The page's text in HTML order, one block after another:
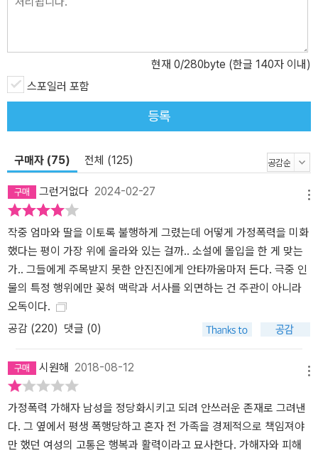
현재 0/280byte (한글 140자 이내)
스포일러 포함
등록
구매자 (75) 전체 (125)
그런거없다 2024-02-27
작중 엄마와 딸을 이토록 불행하게 그렸는데 어떻게 가정폭력을 미화
했다는 평이 가장 위에 올라와 있는 걸까.. 소설에 몰입을 한 게 맞는
가.. 그들에게 주목받지 못한 안진진에게 안타까움마저 든다. 극중 인
물의 특정 행위에만 꽂혀 맥락과 서사를 외면하는 건 주관이 아니라
오독이다.
공감 (220) 댓글 (0)
시원해 2018-08-12
가정폭력 가해자 남성을 정당화시키고 되려 안쓰러운 존재로 그려낸
다. 그 옆에서 평생 폭행당하고 혼자 전 가족을 경제적으로 책임져야
만 했던 여성의 고통은 행복과 활력이라고 묘사한다. 가해자와 피해